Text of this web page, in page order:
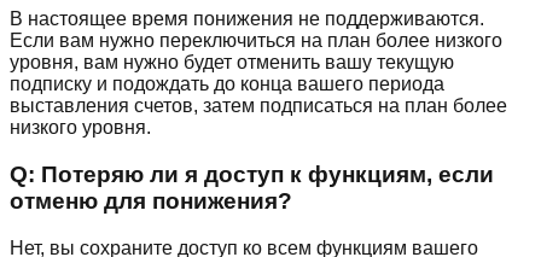
В настоящее время понижения не поддерживаются.
Если вам нужно переключиться на план более низкого
уровня, вам нужно будет отменить вашу текущую
подписку и подождать до конца вашего периода
выставления счетов, затем подписаться на план более
низкого уровня.
Q: Потеряю ли я доступ к функциям, если
отменю для понижения?
Нет, вы сохраните доступ ко всем функциям вашего